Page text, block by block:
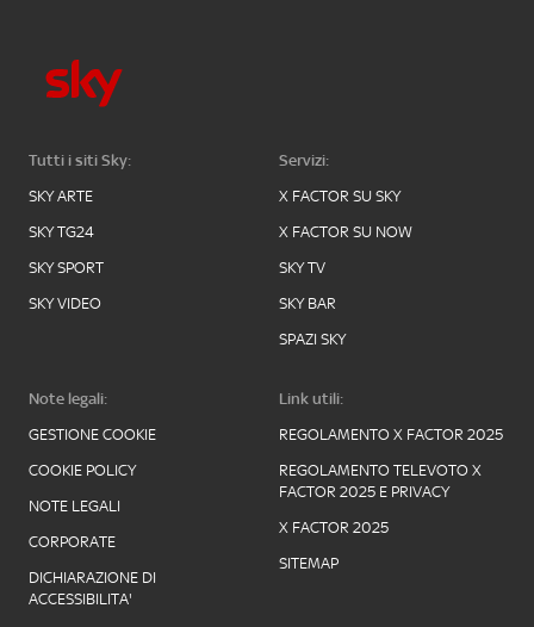
Tutti i siti Sky:
SKY ARTE
SKY TG24
SKY SPORT
SKY VIDEO
Servizi:
X FACTOR SU SKY
X FACTOR SU NOW
SKY TV
SKY BAR
SPAZI SKY
Note legali:
GESTIONE COOKIE
COOKIE POLICY
NOTE LEGALI
CORPORATE
DICHIARAZIONE DI
ACCESSIBILITA'
Link utili:
REGOLAMENTO X FACTOR 2025
REGOLAMENTO TELEVOTO X
FACTOR 2025 E PRIVACY
X FACTOR 2025
SITEMAP